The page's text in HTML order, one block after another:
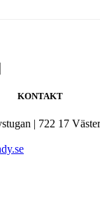
KONTAKT
| 722 17